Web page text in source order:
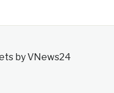
by VNews24